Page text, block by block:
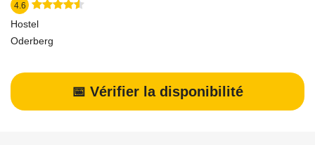
4.6
Hostel
Oderberg
📅 Vérifier la disponibilité